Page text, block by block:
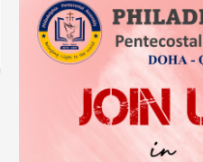
07-Aug-2026 - തേജസ്
പ്രകാശനം ചെയ്തു
07-Aug-2026 -
ആകാശത്ത് വെച്ച്
വാതിൽ തുറക്കാൻ ശ്രമിച്ച